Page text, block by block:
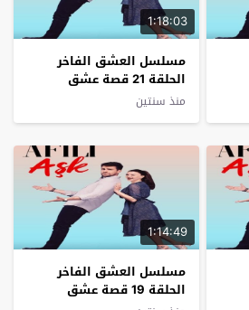
1:18:03
مسلسل العشق الفاخر
الحلقة 21 قصة عشق
منذ سنتين
1:14:49
مسلسل العشق الفاخر
الحلقة 19 قصة عشق